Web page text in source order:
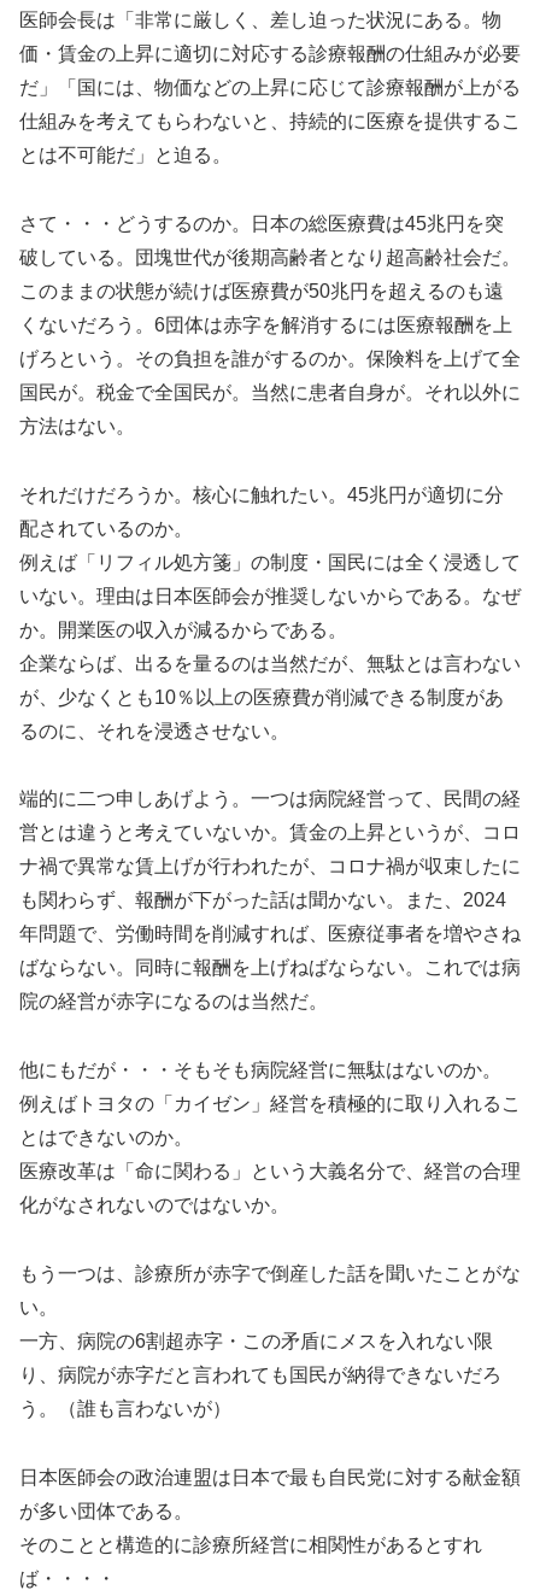
医師会長は「非常に厳しく、差し迫った状況にある。物
価・賃金の上昇に適切に対応する診療報酬の仕組みが必要
だ」「国には、物価などの上昇に応じて診療報酬が上がる
仕組みを考えてもらわないと、持続的に医療を提供するこ
とは不可能だ」と迫る。
さて・・・どうするのか。日本の総医療費は45兆円を突
破している。団塊世代が後期高齢者となり超高齢社会だ。
このままの状態が続けば医療費が50兆円を超えるのも遠
くないだろう。6団体は赤字を解消するには医療報酬を上
げろという。その負担を誰がするのか。保険料を上げて全
国民が。税金で全国民が。当然に患者自身が。それ以外に
方法はない。
それだけだろうか。核心に触れたい。45兆円が適切に分
配されているのか。
例えば「リフィル処方箋」の制度・国民には全く浸透して
いない。理由は日本医師会が推奨しないからである。なぜ
か。開業医の収入が減るからである。
企業ならば、出るを量るのは当然だが、無駄とは言わない
が、少なくとも10％以上の医療費が削減できる制度があ
るのに、それを浸透させない。
端的に二つ申しあげよう。一つは病院経営って、民間の経
営とは違うと考えていないか。賃金の上昇というが、コロ
ナ禍で異常な賃上げが行われたが、コロナ禍が収束したに
も関わらず、報酬が下がった話は聞かない。また、2024
年問題で、労働時間を削減すれば、医療従事者を増やさね
ばならない。同時に報酬を上げねばならない。これでは病
院の経営が赤字になるのは当然だ。
他にもだが・・・そもそも病院経営に無駄はないのか。
例えばトヨタの「カイゼン」経営を積極的に取り入れるこ
とはできないのか。
医療改革は「命に関わる」という大義名分で、経営の合理
化がなされないのではないか。
もう一つは、診療所が赤字で倒産した話を聞いたことがな
い。
一方、病院の6割超赤字・この矛盾にメスを入れない限
り、病院が赤字だと言われても国民が納得できないだろ
う。（誰も言わないが）
日本医師会の政治連盟は日本で最も自民党に対する献金額
が多い団体である。
そのことと構造的に診療所経営に相関性があるとすれ
ば・・・・